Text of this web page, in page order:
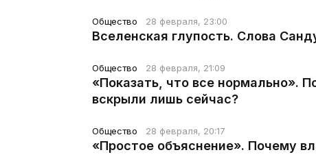
Общество 28 февраля, 23:00
Вселенская глупость. Слова
Общество 28 февраля, 21:09
«Показать, что все нормально».
вскрыли лишь сейчас?
Общество 28 февраля, 20:17
«Простое объяснение». Почему